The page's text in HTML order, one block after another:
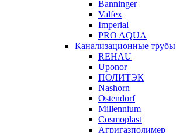
Banninger
Valfex
Imperial
PRO AQUA
Канализационные трубы
REHAU
Uponor
ПОЛИТЭК
Nashorn
Ostendorf
Millennium
Cosmoplast
Агригазполимер